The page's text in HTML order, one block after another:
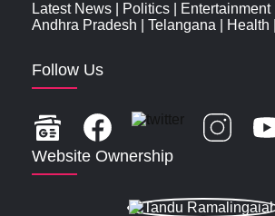
Latest News Politics Entertainment|
Andhra Pradesh
Telangana Health
Follow Us
Website Ownership